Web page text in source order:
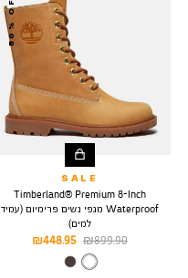
50% OFF
SALE
Timberland® Premium 8-Inch
Waterproof מגפי נשים פרימיום (עמיד
למים)
מחיר
מוצר
448.95 ₪
מחיר
899.90 ₪
צבע
WHITE